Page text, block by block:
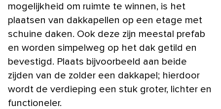
mogelijkheid om ruimte te winnen, is het
plaatsen van dakkapellen op een etage met
schuine daken. Ook deze zijn meestal prefab
en worden simpelweg op het dak getild en
bevestigd. Plaats bijvoorbeeld aan beide
zijden van de zolder een dakkapel; hierdoor
wordt de verdieping een stuk groter, lichter en
functioneler.